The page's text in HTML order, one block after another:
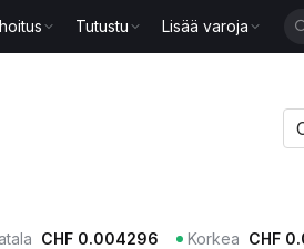
Tutustu Lisää varoja
CHF 0.004296 Korkea CHF